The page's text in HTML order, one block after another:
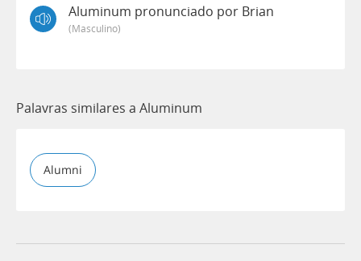
Aluminum pronunciado por Brian
(masculino)
Palavras similares a Aluminum
Alumni